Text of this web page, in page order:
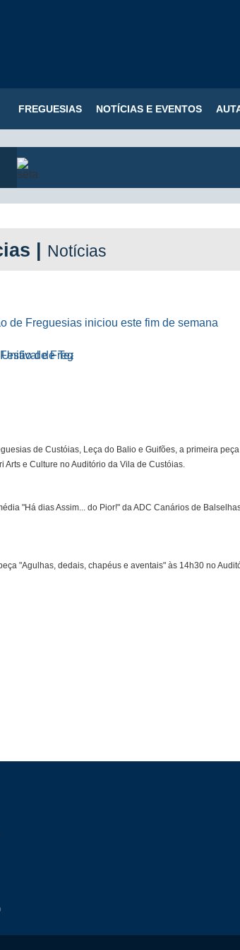
FREGUESIAS NOTÍCIAS E EVENTOS
| Notícias
de Custóias, Leça do Balio e Guifões, a primeira
e Culture no Auditório da Vila de Custóias.
"Há dias Assim... do Pior!" da ADC Canários de
"Agulhas, dedais, chapéus e aventais" às 14h30 no